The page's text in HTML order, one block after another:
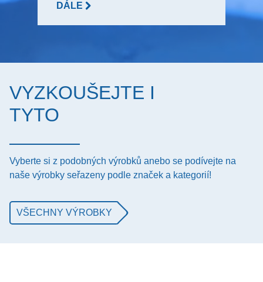
DÁLE
VYZKOUŠEJTE I
TYTO
Vyberte si z podobných výrobků anebo se podívejte na
naše výrobky seřazeny podle značek a kategorií!
VŠECHNY VÝROBKY